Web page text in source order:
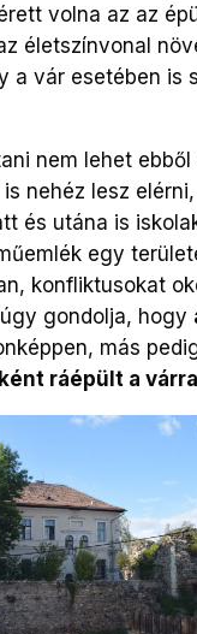
volna az az
életszínvonal
a vár esetében is
nem lehet ebből
nehéz lesz
és utána is
egy
konfliktusokat
gondolja, hogy
más
ráépült a várra